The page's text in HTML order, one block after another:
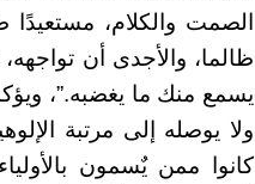
الصمت والكلام،
ظالما، والأجدى أن
يسمع منك ما يغضبه.”،
ولا يوصله إلى مرتبة
كانوا ممن يٌسمون